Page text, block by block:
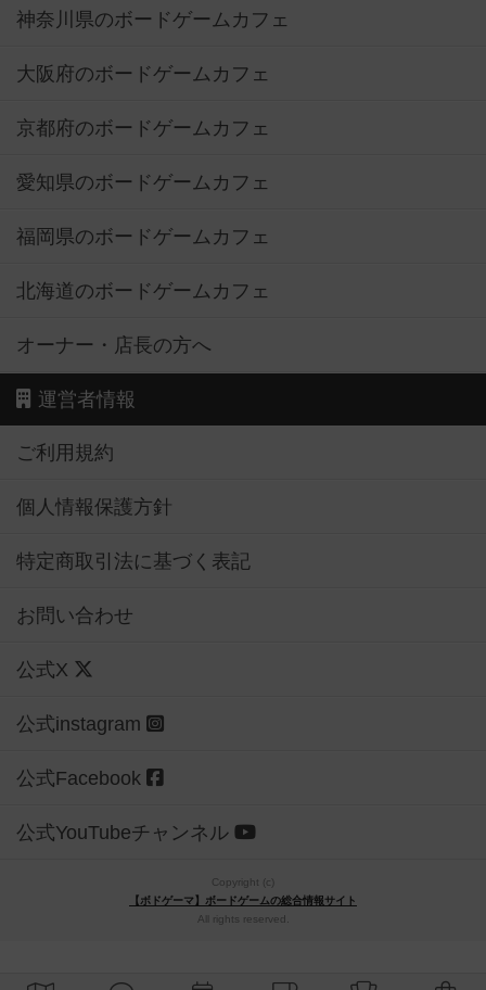
神奈川県のボードゲームカフェ
大阪府のボードゲームカフェ
京都府のボードゲームカフェ
愛知県のボードゲームカフェ
福岡県のボードゲームカフェ
北海道のボードゲームカフェ
オーナー・店長の方へ
運営者情報
ご利用規約
個人情報保護方針
特定商取引法に基づく表記
お問い合わせ
公式X
公式instagram
公式Facebook
公式YouTubeチャンネル
Copyright (c)
【ボドゲーマ】ボードゲームの総合情報サイト
All rights reserved.